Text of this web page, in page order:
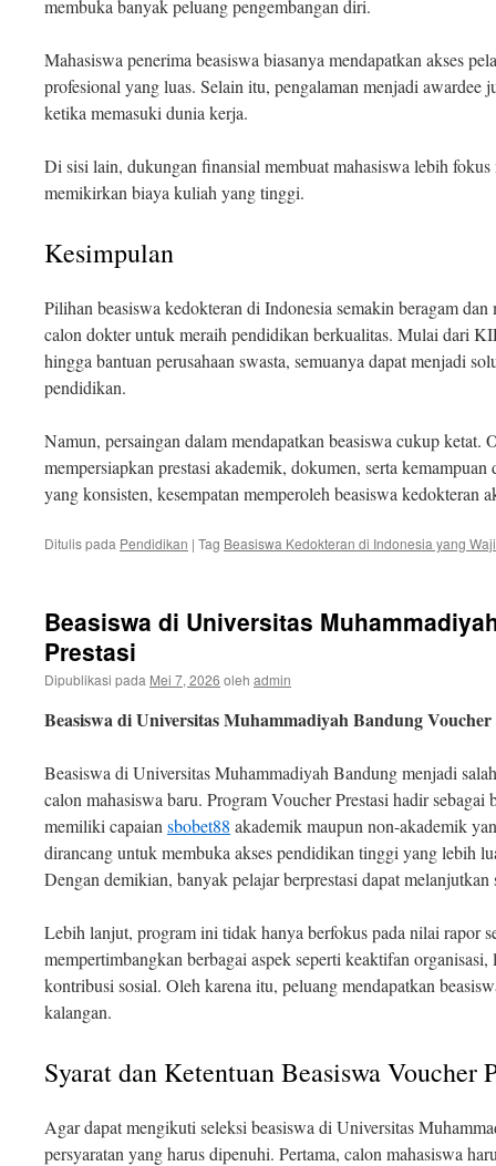
membuka banyak peluang pengembangan diri.
Mahasiswa penerima beasiswa biasanya mendapatkan akses
profesional yang luas. Selain itu, pengalaman menjadi awardee
ketika memasuki dunia kerja.
Di sisi lain, dukungan finansial membuat mahasiswa lebih
memikirkan biaya kuliah yang tinggi.
Kesimpulan
Pilihan beasiswa kedokteran di Indonesia semakin beragam
calon dokter untuk meraih pendidikan berkualitas. Mulai dari
hingga bantuan perusahaan swasta, semuanya dapat menjadi
pendidikan.
Namun, persaingan dalam mendapatkan beasiswa cukup ketat.
mempersiapkan prestasi akademik, dokumen, serta
yang konsisten, kesempatan memperoleh beasiswa kedokteran
Ditulis pada Pendidikan | Tag Beasiswa Kedokteran di Indonesia yang
Beasiswa di Universitas
Prestasi
Dipublikasi pada Mei 7, 2026 oleh admin
Beasiswa di Universitas Muhammadiyah Bandung Voucher
Beasiswa di Universitas Muhammadiyah Bandung menjadi
calon mahasiswa baru. Program Voucher Prestasi hadir sebagai
memiliki capaian sbobet88 akademik maupun non-akademik
dirancang untuk membuka akses pendidikan tinggi yang lebih
Dengan demikian, banyak pelajar berprestasi dapat
Lebih lanjut, program ini tidak hanya berfokus pada nilai rapor
mempertimbangkan berbagai aspek seperti keaktifan
kontribusi sosial. Oleh karena itu, peluang mendapatkan
kalangan.
Syarat dan Ketentuan Beasiswa Voucher
Agar dapat mengikuti seleksi beasiswa di Universitas
persyaratan yang harus dipenuhi. Pertama, calon mahasiswa